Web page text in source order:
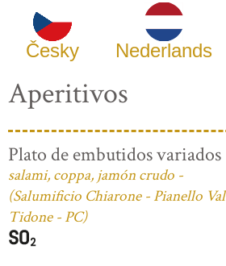
Česky Nederlands
Aperitivos
Plato de embutidos variados
salami, coppa, jamón crudo -
(Salumificio Chiarone - Pianello Val
Tidone - PC)